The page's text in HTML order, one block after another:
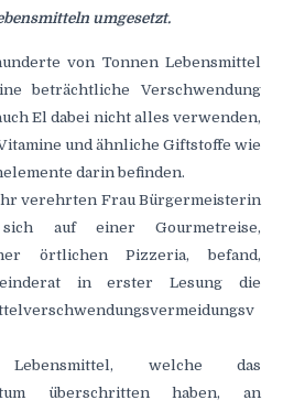
umgesetzt.
von Tonnen Lebensmittel
beträchtliche Verschwendung
El dabei nicht alles verwenden,
und ähnliche Giftstoffe wie
darin befinden.
verehrten Frau Bürgermeisterin
auf einer Gourmetreise,
örtlichen Pizzeria, befand,
in erster Lesung die
welche das
überschritten haben, an